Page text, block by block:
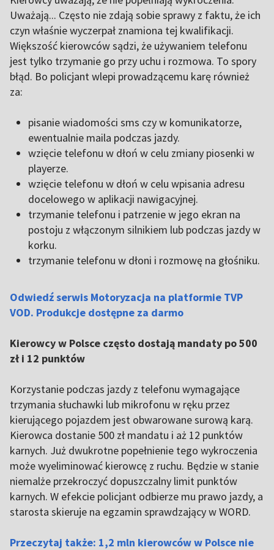
Uważają... Często nie zdają sobie sprawy z faktu, że ich
czyn właśnie wyczerpał znamiona tej kwalifikacji.
Większość kierowców sądzi, że używaniem telefonu
jest tylko trzymanie go przy uchu i rozmowa. To spory
błąd. Bo policjant wlepi prowadzącemu karę również
za:
pisanie wiadomości sms czy w komunikatorze,
ewentualnie maila podczas jazdy.
wzięcie telefonu w dłoń w celu zmiany piosenki w
playerze.
wzięcie telefonu w dłoń w celu wpisania adresu
docelowego w aplikacji nawigacyjnej.
trzymanie telefonu i patrzenie w jego ekran na
postoju z włączonym silnikiem lub podczas jazdy w
korku.
trzymanie telefonu w dłoni i rozmowę na głośniku.
Odwiedź serwis Motoryzacja na platformie TVP
VOD. Produkcje dostępne za darmo
Kierowcy w Polsce często dostają mandaty po 500
zł i 12 punktów
Korzystanie podczas jazdy z telefonu wymagające
trzymania słuchawki lub mikrofonu w ręku przez
kierującego pojazdem jest obwarowane surową karą.
Kierowca dostanie 500 zł mandatu i aż 12 punktów
karnych. Już dwukrotne popełnienie tego wykroczenia
może wyeliminować kierowcę z ruchu. Będzie w stanie
niemalże przekroczyć dopuszczalny limit punktów
karnych. W efekcie policjant odbierze mu prawo jazdy, a
starosta skieruje na egzamin sprawdzający w WORD.
Przeczytaj także: 1,2 mln kierowców w Polsce nie